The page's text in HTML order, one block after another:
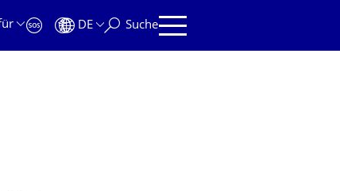
DE Suche